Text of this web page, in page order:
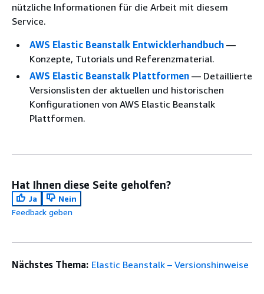
nützliche Informationen für die Arbeit mit diesem
Service.
AWS Elastic Beanstalk Entwicklerhandbuch —
Konzepte, Tutorials und Referenzmaterial.
AWS Elastic Beanstalk Plattformen — Detaillierte
Versionslisten der aktuellen und historischen
Konfigurationen von AWS Elastic Beanstalk
Plattformen.
Hat Ihnen diese Seite geholfen?
Ja
Nein
Feedback geben
Nächstes Thema: Elastic Beanstalk – Versionshinweise